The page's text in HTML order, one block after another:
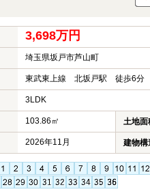
3,698万円
埼玉県坂戸市芦山町
東武東上線 北坂戸駅 徒歩6分
3LDK
103.86㎡ 土地面
2026年11月 建物構